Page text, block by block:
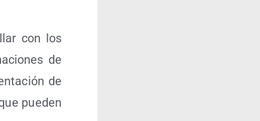
con los
de
de
pue­den